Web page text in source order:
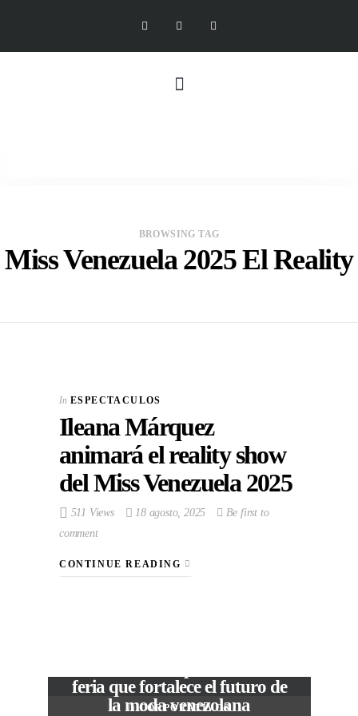
BROWSING TAG
Miss Venezuela 2025 El Reality
In ESPECTACULOS
Ileana Márquez
animará el reality show
del Miss Venezuela 2025
511 Views 18 agosto, 2025
Be first to
comment
CONTINUE READING
In CORPORATIVOS
feria que fortalece el futuro de
la moda venezolana